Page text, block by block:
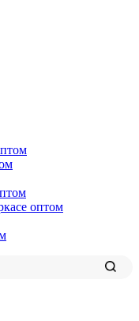
оптом